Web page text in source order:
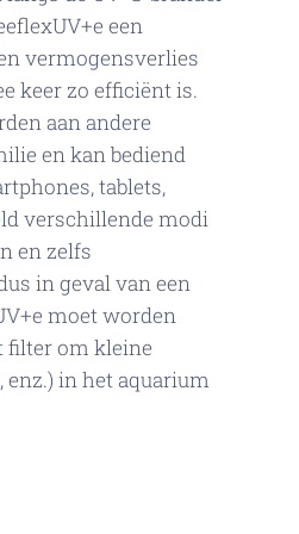
een
vermogensverlies
keer zo efficiënt is.
aan andere
en kan bediend
tablets,
verschillende modi
en zelfs
in geval van een
moet worden
filter om kleine
in het aquarium